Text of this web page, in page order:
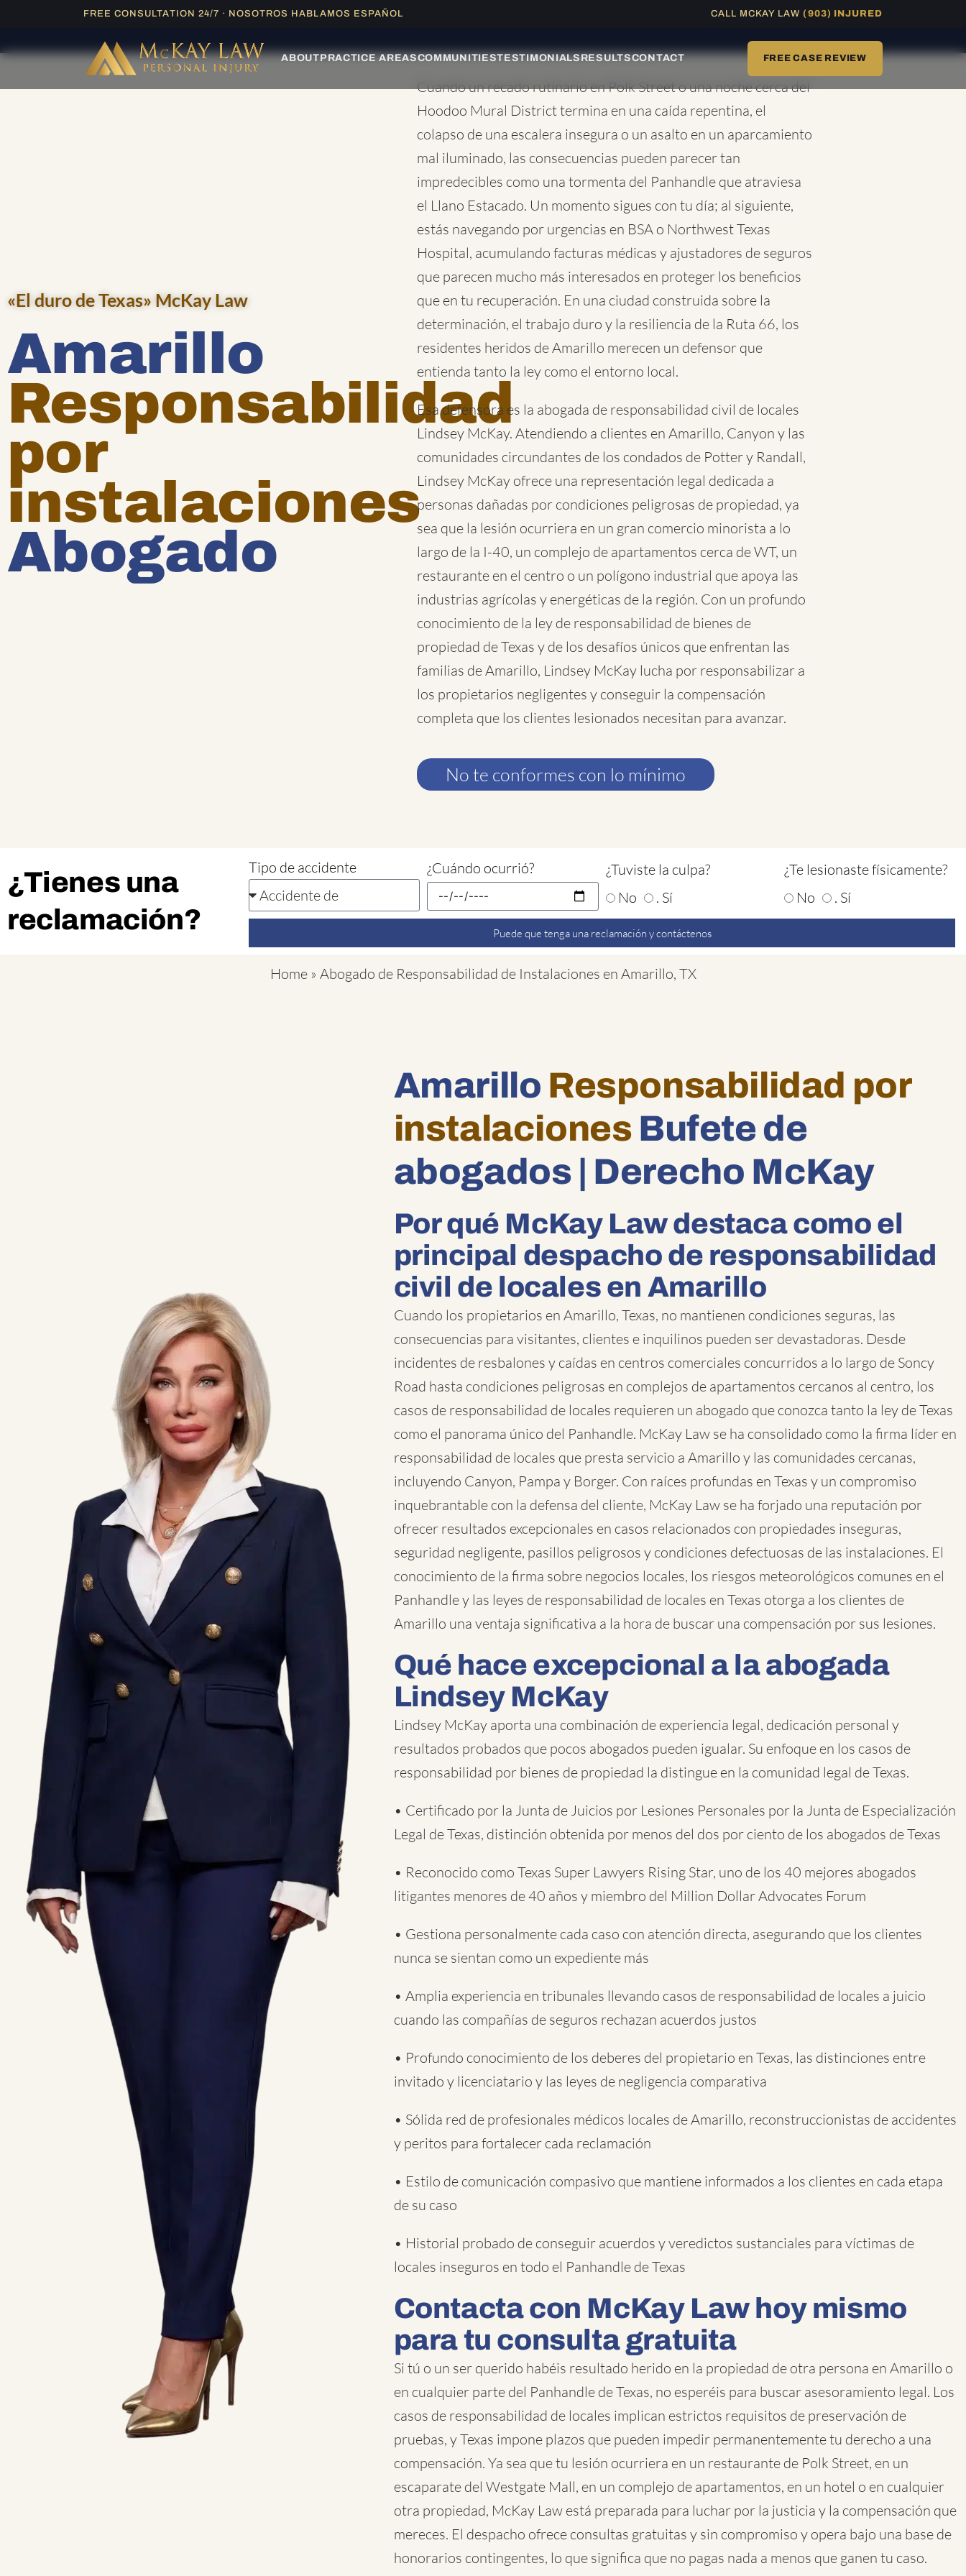
contenido
FREE CONSULTATION 24/7 · NOSOTROS HABLAMOS ESPAÑOL CALL MCKAY LAW(903) INJURED
ABOUTPRACTICE AREASCOMMUNITIESTESTIMONIALSRESULTSCONTACT FREE CASE REVIEW
ESPAÑOL |EVALUACIÓN GRATUITA DE CASOS DISPONIBLE 24/7
«El duro de Texas» McKay Law
Amarillo
Responsabilidad
por
instalaciones
Abogado
Cuando un recado rutinario en Polk Street o una noche cerca del
Hoodoo Mural District termina en una caída repentina, el
colapso de una escalera insegura o un asalto en un aparcamiento
mal iluminado, las consecuencias pueden parecer tan
impredecibles como una tormenta del Panhandle que atraviesa
el Llano Estacado. Un momento sigues con tu día; al siguiente,
estás navegando por urgencias en BSA o Northwest Texas
Hospital, acumulando facturas médicas y ajustadores de seguros
que parecen mucho más interesados en proteger los beneficios
que en tu recuperación. En una ciudad construida sobre la
determinación, el trabajo duro y la resiliencia de la Ruta 66, los
residentes heridos de Amarillo merecen un defensor que
entienda tanto la ley como el entorno local.
Esa defensora es la abogada de responsabilidad civil de locales
Lindsey McKay. Atendiendo a clientes en Amarillo, Canyon y las
comunidades circundantes de los condados de Potter y Randall,
Lindsey McKay ofrece una representación legal dedicada a
personas dañadas por condiciones peligrosas de propiedad, ya
sea que la lesión ocurriera en un gran comercio minorista a lo
largo de la I-40, un complejo de apartamentos cerca de WT, un
restaurante en el centro o un polígono industrial que apoya las
industrias agrícolas y energéticas de la región. Con un profundo
conocimiento de la ley de responsabilidad de bienes de
propiedad de Texas y de los desafíos únicos que enfrentan las
familias de Amarillo, Lindsey McKay lucha por responsabilizar a
los propietarios negligentes y conseguir la compensación
completa que los clientes lesionados necesitan para avanzar.
No te conformes con lo mínimo
¿Tienes una
reclamación?
Tipo de accidente ¿Cuándo ocurrió?
¿Tuviste la culpa?
No
. Sí
¿Te lesionaste físicamente?
No
. Sí
Puede que tenga una reclamación y contáctenos
Home» Abogado de Responsabilidad de Instalaciones en Amarillo, TX
Amarillo Responsabilidad por
instalaciones Bufete de
abogados | Derecho McKay
Por qué McKay Law destaca como el
principal despacho de responsabilidad
civil de locales en Amarillo
Cuando los propietarios en Amarillo, Texas, no mantienen condiciones seguras, las
consecuencias para visitantes, clientes e inquilinos pueden ser devastadoras. Desde
incidentes de resbalones y caídas en centros comerciales concurridos a lo largo de Soncy
Road hasta condiciones peligrosas en complejos de apartamentos cercanos al centro, los
casos de responsabilidad de locales requieren un abogado que conozca tanto la ley de Texas
como el panorama único del Panhandle. McKay Law se ha consolidado como la firma líder en
responsabilidad de locales que presta servicio a Amarillo y las comunidades cercanas,
incluyendo Canyon, Pampa y Borger. Con raíces profundas en Texas y un compromiso
inquebrantable con la defensa del cliente, McKay Law se ha forjado una reputación por
ofrecer resultados excepcionales en casos relacionados con propiedades inseguras,
seguridad negligente, pasillos peligrosos y condiciones defectuosas de las instalaciones. El
conocimiento de la firma sobre negocios locales, los riesgos meteorológicos comunes en el
Panhandle y las leyes de responsabilidad de locales en Texas otorga a los clientes de
Amarillo una ventaja significativa a la hora de buscar una compensación por sus lesiones.
Qué hace excepcional a la abogada
Lindsey McKay
Lindsey McKay aporta una combinación de experiencia legal, dedicación personal y
resultados probados que pocos abogados pueden igualar. Su enfoque en los casos de
responsabilidad por bienes de propiedad la distingue en la comunidad legal de Texas.
• Certificado por la Junta de Juicios por Lesiones Personales por la Junta de Especialización
Legal de Texas, distinción obtenida por menos del dos por ciento de los abogados de Texas
• Reconocido como Texas Super Lawyers Rising Star, uno de los 40 mejores abogados
litigantes menores de 40 años y miembro del Million Dollar Advocates Forum
• Gestiona personalmente cada caso con atención directa, asegurando que los clientes
nunca se sientan como un expediente más
• Amplia experiencia en tribunales llevando casos de responsabilidad de locales a juicio
cuando las compañías de seguros rechazan acuerdos justos
• Profundo conocimiento de los deberes del propietario en Texas, las distinciones entre
invitado y licenciatario y las leyes de negligencia comparativa
• Sólida red de profesionales médicos locales de Amarillo, reconstruccionistas de accidentes
y peritos para fortalecer cada reclamación
• Estilo de comunicación compasivo que mantiene informados a los clientes en cada etapa
de su caso
• Historial probado de conseguir acuerdos y veredictos sustanciales para víctimas de
locales inseguros en todo el Panhandle de Texas
Contacta con McKay Law hoy mismo
para tu consulta gratuita
Si tú o un ser querido habéis resultado herido en la propiedad de otra persona en Amarillo o
en cualquier parte del Panhandle de Texas, no esperéis para buscar asesoramiento legal. Los
casos de responsabilidad de locales implican estrictos requisitos de preservación de
pruebas, y Texas impone plazos que pueden impedir permanentemente tu derecho a una
compensación. Ya sea que tu lesión ocurriera en un restaurante de Polk Street, en un
escaparate del Westgate Mall, en un complejo de apartamentos, en un hotel o en cualquier
otra propiedad, McKay Law está preparada para luchar por la justicia y la compensación que
mereces. El despacho ofrece consultas gratuitas y sin compromiso y opera bajo una base de
honorarios contingentes, lo que significa que no pagas nada a menos que ganen tu caso.